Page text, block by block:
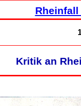
Kritik an